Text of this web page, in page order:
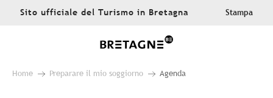
AllerSito ufficiale del Turismo in Bretagna Stampa
Home Preparare il mio soggiorno Agenda